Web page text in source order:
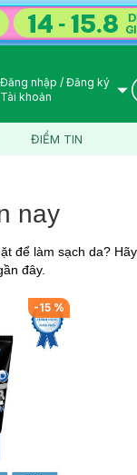
User Icon
Đăng nhập / Đăng ký
Tài khoản
ĐIỂM TIN
nay
để làm sạch da?
đây.
-15 %